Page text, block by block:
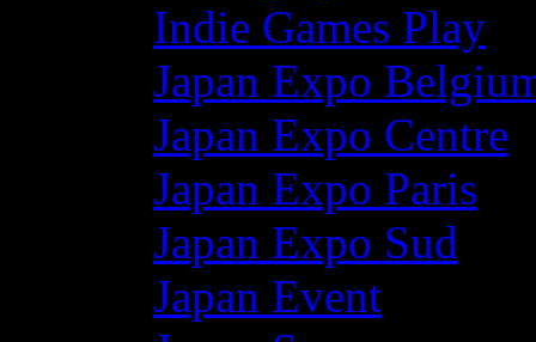
Indie Games Play
Japan Expo
Japan Expo Centre
Japan Expo Paris
Japan Expo Sud
Japan Event